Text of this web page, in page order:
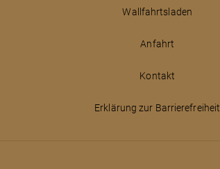
Wallfahrtsladen
Anfahrt
Kontakt
Erklärung zur Barrierefreiheit